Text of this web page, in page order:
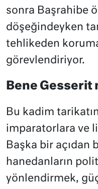
sonra Başrahibe
döşeğindeyken
tehlikeden
görevlendiriyor.
Bene Gesserit
Bu kadim
imparatorlara ve
Başka bir açıdan
hanedanların
yönlendirmek,